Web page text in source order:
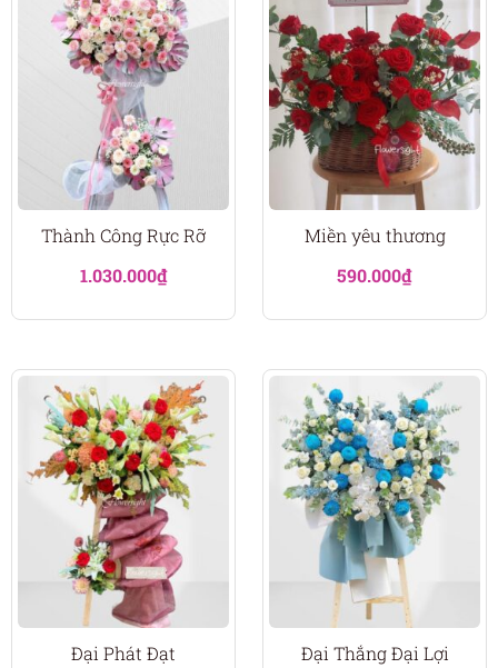
Thành Công Rực Rỡ
1.030.000₫
Miền yêu thương
590.000₫
Đại Phát Đạt
Đại Thắng Đại Lợi